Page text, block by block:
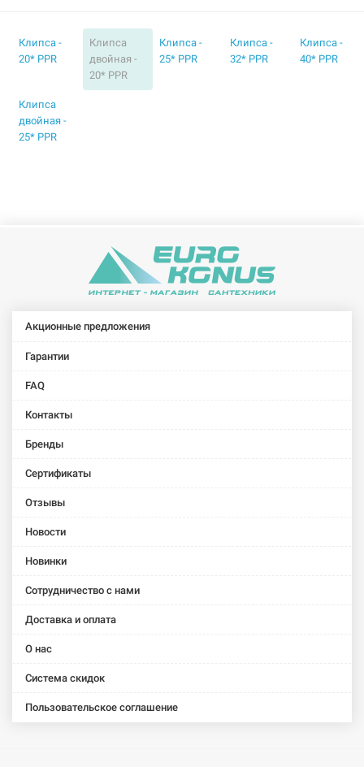
Клипса -
20* PPR
Клипса
двойная -
20* PPR
Клипса -
25* PPR
Клипса -
32* PPR
Клипса -
40* PPR
Клипса
двойная -
25* PPR
Акционные предложения
Гарантии
FAQ
Контакты
Бренды
Сертификаты
Отзывы
Новости
Новинки
Сотрудничество с нами
Доставка и оплата
О нас
Система скидок
Пользовательское соглашение